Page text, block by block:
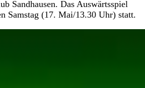
Sandhausen. Das Auswärtsspiel
Samstag (17. Mai/13.30 Uhr) statt.